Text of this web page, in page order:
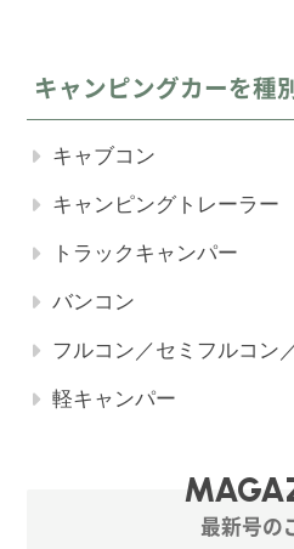
キャンピングカーを種
キャブコン
キャンピングトレーラー
トラックキャンパー
バンコン
フルコン／セミフルコン
軽キャンパー
最新号の